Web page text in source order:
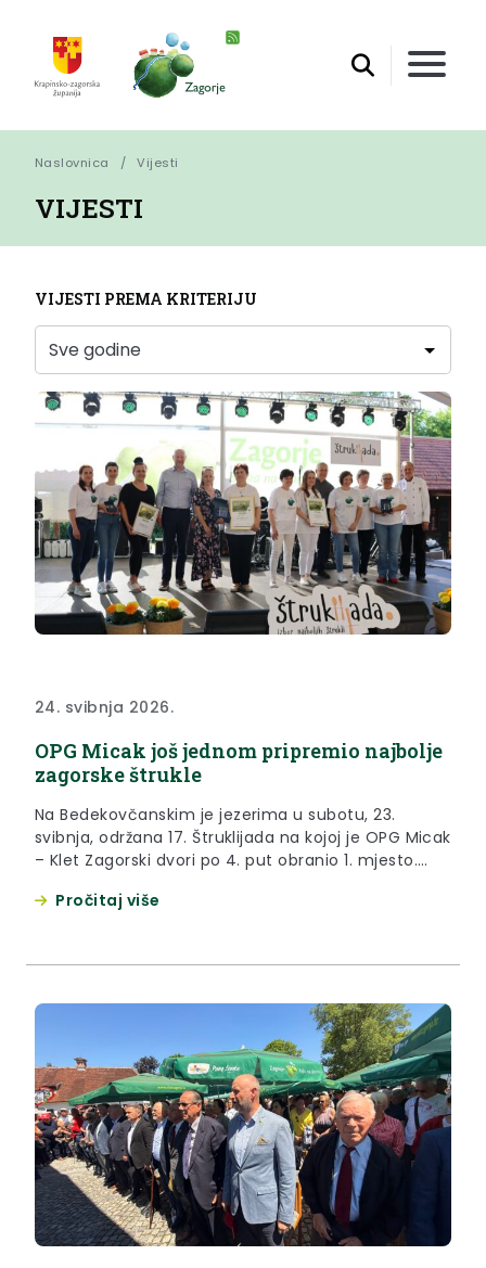
Naslovnica Vijesti
VIJESTI
VIJESTI PREMA KRITERIJU
24. svibnja 2026.
OPG Micak još jednom pripremio najbolje
zagorske štrukle
Na Bedekovčanskim je jezerima u subotu, 23.
svibnja, održana 17. Štruklijada na kojoj je OPG Micak
– Klet Zagorski dvori po 4. put obranio 1. mjesto.
izlagača koji su za posjetitelje pripremili više od 11
Pročitaj više